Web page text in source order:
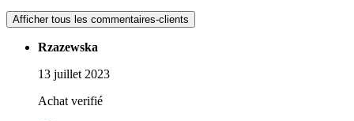
Afficher tous les commentaires-clients
Rzazewska
13 juillet 2023
Achat verifié